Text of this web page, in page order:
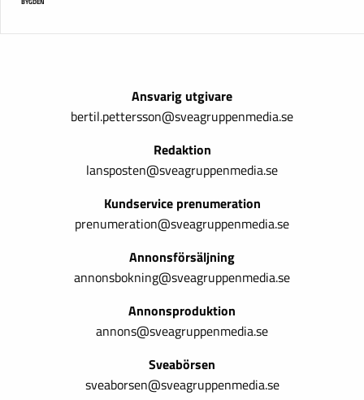
Ansvarig utgivare
bertil.pettersson@sveagruppenmedia.se
Redaktion
lansposten@sveagruppenmedia.se
Kundservice prenumeration
prenumeration@sveagruppenmedia.se
Annonsförsäljning
annonsbokning@sveagruppenmedia.se
Annonsproduktion
annons@sveagruppenmedia.se
Sveabörsen
sveaborsen@sveagruppenmedia.se